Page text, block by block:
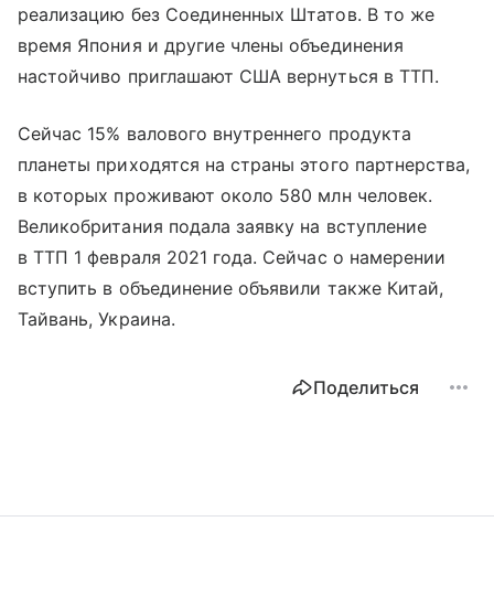
реализацию без Соединенных Штатов. В то же
время Япония и другие члены объединения
настойчиво приглашают США вернуться в ТТП.
Сейчас 15% валового внутреннего продукта
планеты приходятся на страны этого партнерства,
в которых проживают около 580 млн человек.
Великобритания подала заявку на вступление
в ТТП 1 февраля 2021 года. Сейчас о намерении
вступить в объединение объявили также Китай,
Тайвань, Украина.
Поделиться